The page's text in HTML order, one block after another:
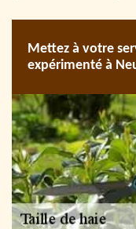
Mettez à votre
expérimenté à